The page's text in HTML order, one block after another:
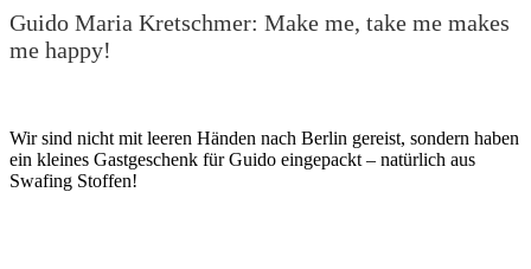
Guido Maria Kretschmer: Make me, take me makes
me happy!
Wir sind nicht mit leeren Händen nach Berlin gereist, sondern haben
ein kleines Gastgeschenk für Guido eingepackt – natürlich aus
Swafing Stoffen!